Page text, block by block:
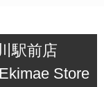
駅前店
Store